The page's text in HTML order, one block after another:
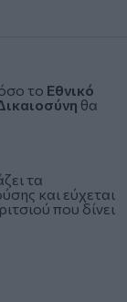
το Εθνικό
θα
τα
και εύχεται
που δίνει